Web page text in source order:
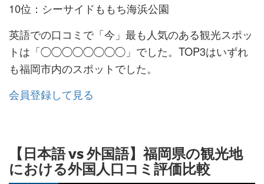
10位：シーサイドももち海浜公園
英語での口コミで「今」最も人気のある観光スポッ
トは「◯◯◯◯◯◯◯◯」でした。TOP3はいずれ
も福岡市内のスポットでした。
会員登録して見る
【日本語 vs 外国語】福岡県の観光地
における外国人口コミ評価比較